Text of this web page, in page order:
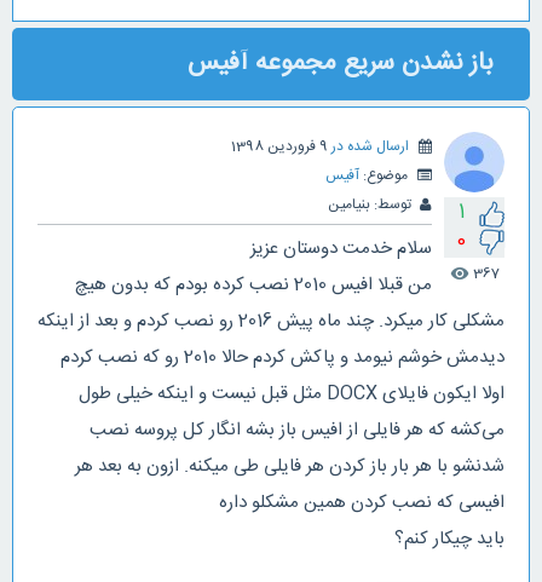
باز نشدن سریع مجموعه آفیس
1
0
367
visibility
ارسال شده در 9 فروردین 1398
موضوع: آفیس
توسط: بنیامین
سلام خدمت دوستان عزیز
من قبلا افیس 2010 نصب کرده بودم که بدون هیچ
مشکلی کار میکرد. چند ماه پیش 2016 رو نصب کردم و بعد از اینکه
دیدمش خوشم نیومد و پاکش کردم حالا 2010 رو که نصب کردم
اولا ایکون فایلای DOCX مثل قبل نیست و اینکه خیلی طول
می‌کشه که هر فایلی از افیس باز بشه انگار کل پروسه نصب
شدنشو با هر بار باز کردن هر فایلی طی میکنه. ازون به بعد هر
افیسی که نصب کردن همین مشکلو داره
باید چیکار کنم؟